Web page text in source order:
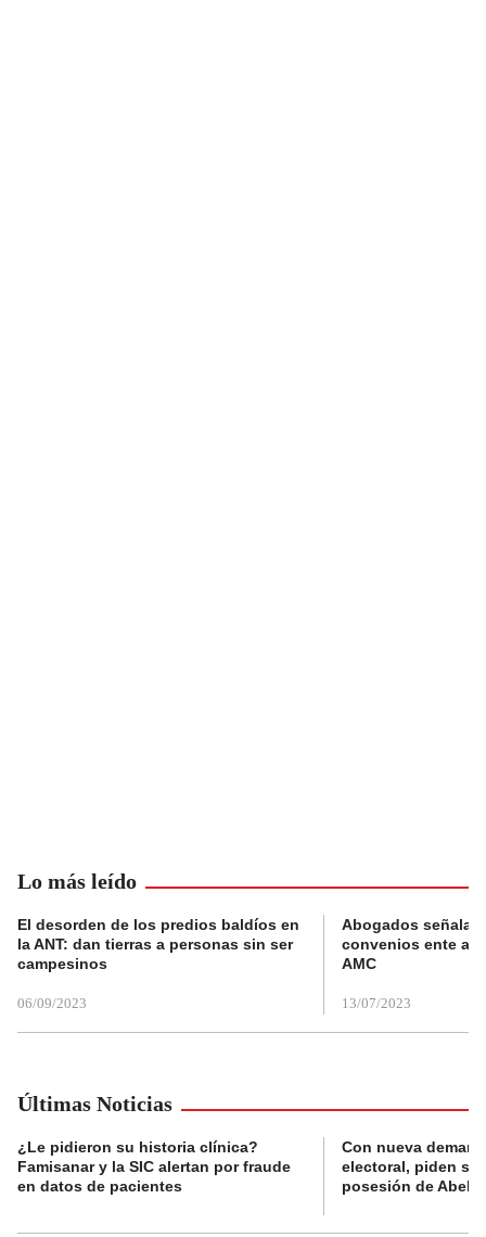
Lo más leído
El desorden de los predios baldíos en
la ANT: dan tierras a personas sin ser
campesinos
06/09/2023
Abogados
convenios ente
AMC
13/07/2023
Últimas Noticias
¿Le pidieron su historia clínica?
Famisanar y la SIC alertan por fraude
en datos de pacientes
Con nueva
electoral, piden
posesión de